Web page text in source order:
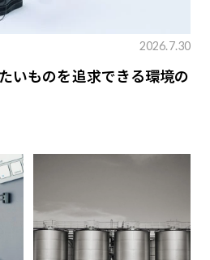
2026.7.30
いものを追求できる環境の